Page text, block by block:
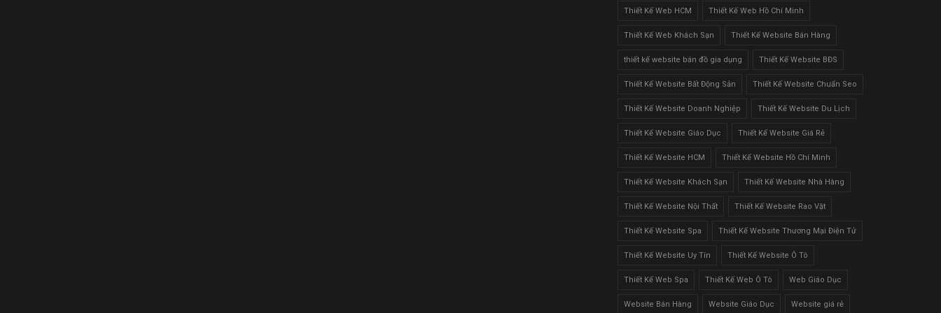
Thiết Kế Web HCM Thiết Kế Web Hồ Chí Minh
Thiết Kế Web Khách Sạn Thiết Kế Website Bán Hàng
thiết kế website bán đồ gia dụng Thiết Kế Website BĐS
Thiết Kế Website Bất Động Sản Thiết Kế Website Chuẩn Seo
Thiết Kế Website Doanh Nghiệp Thiết Kế Website Du Lịch
Thiết Kế Website Giáo Dục Thiết Kế Website Giá Rẻ
Thiết Kế Website HCM Thiết Kế Website Hồ Chí Minh
Thiết Kế Website Khách Sạn Thiết Kế Website Nhà Hàng
Thiết Kế Website Nội Thất Thiết Kế Website Rao Vặt
Thiết Kế Website Spa Thiết Kế Website Thương Mại Điện Tử
Thiết Kế Website Uy Tín Thiết Kế Website Ô Tô
Thiết Kế Web Spa Thiết Kế Web Ô Tô Web Giáo Dục
Website Bán Hàng Website Giáo Dục Website giá rẻ